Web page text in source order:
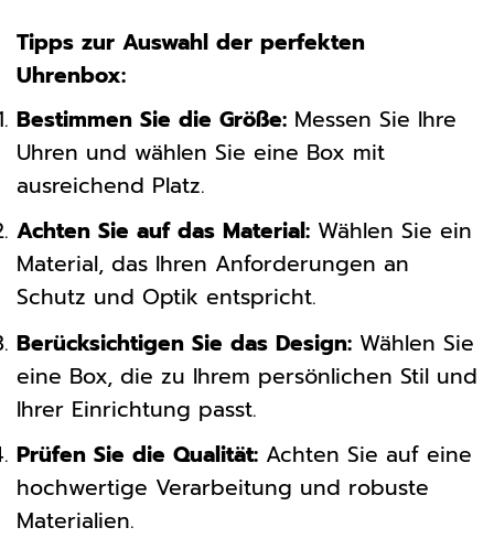
Tipps zur Auswahl der perfekten
Uhrenbox:
Bestimmen Sie die Größe: Messen Sie Ihre
Uhren und wählen Sie eine Box mit
ausreichend Platz.
Achten Sie auf das Material: Wählen Sie ein
Material, das Ihren Anforderungen an
Schutz und Optik entspricht.
Berücksichtigen Sie das Design: Wählen Sie
eine Box, die zu Ihrem persönlichen Stil und
Ihrer Einrichtung passt.
Prüfen Sie die Qualität: Achten Sie auf eine
hochwertige Verarbeitung und robuste
Materialien.